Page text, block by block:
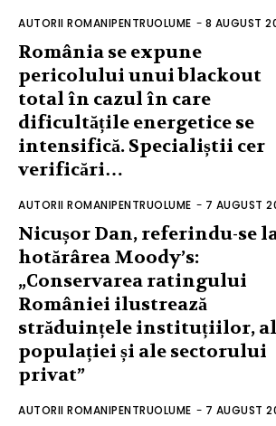
AUTORII ROMANIPENTRUOLUME - 8 AUGUST
România se expune
pericolului unui blackout
total în cazul în care
dificultățile energetice se
intensifică. Specialiștii cer
verificări…
AUTORII ROMANIPENTRUOLUME - 7 AUGUST
Nicușor Dan, referindu-se
hotărârea Moody’s:
„Conservarea ratingului
României ilustrează
străduințele instituțiilor,
populației și ale sectorului
privat”
AUTORII ROMANIPENTRUOLUME - 7 AUGUST